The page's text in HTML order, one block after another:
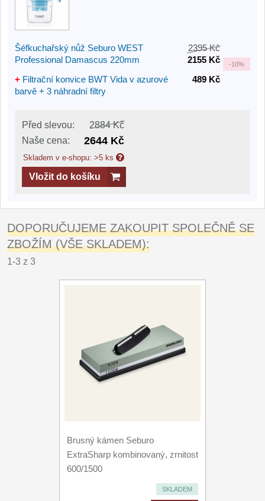
Šéfkuchařský nůž Seburo WEST
Professional Damascus 220mm
2395 Kč
2155 Kč
-10%
+ Filtrační konvice BWT Vida v azurové
barvě + 3 náhradní filtry
489 Kč
Před slevou:
2884 Kč
Naše cena:
2644 Kč
Skladem v e-shopu: >5 ks
Vložit do košíku
DOPORUČUJEME ZAKOUPIT SPOLEČNĚ SE
ZBOŽÍM (VŠE SKLADEM):
1-3 z 3
Brusný kámen Seburo
ExtraSharp kombinovaný, zrnitost
600/1500
SKLADEM